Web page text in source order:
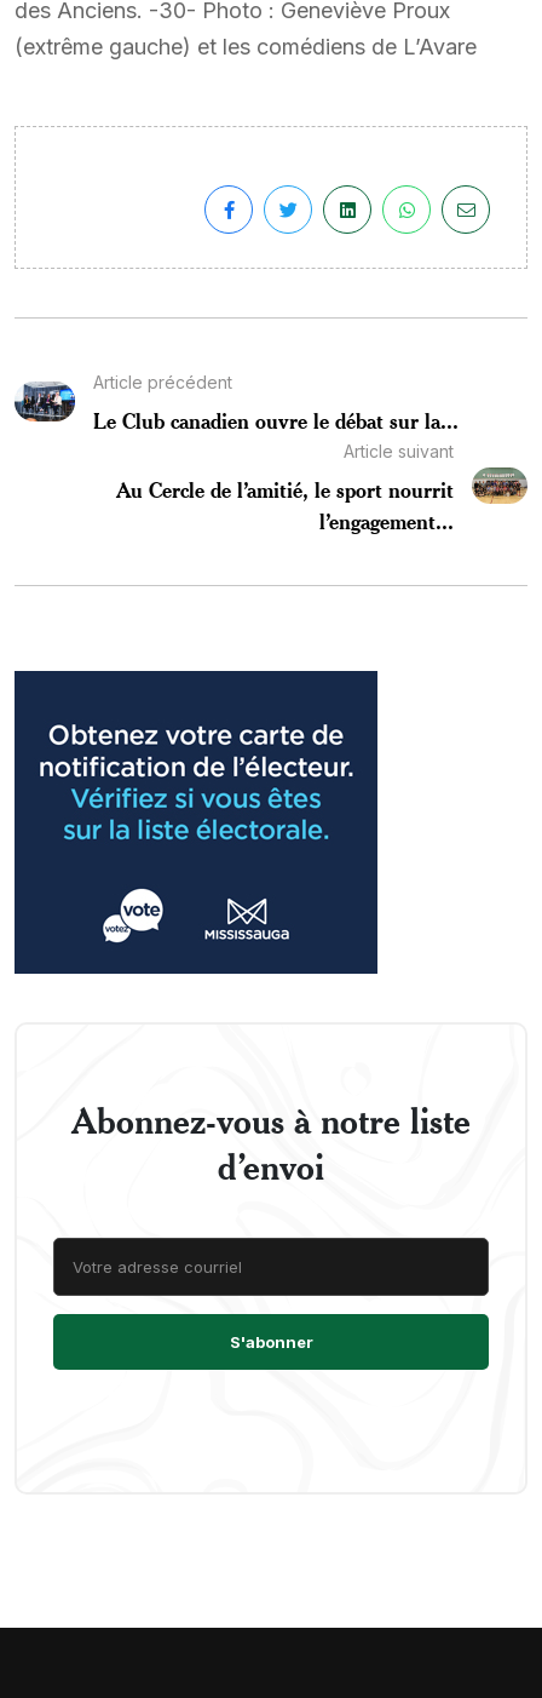
des Anciens. -30- Photo : Geneviève Proux
(extrême gauche) et les comédiens de L’Avare
Article précédent
Le Club canadien ouvre le débat sur la...
Article suivant
Au Cercle de l’amitié, le sport nourrit
l’engagement...
Abonnez-vous à notre liste
d’envoi